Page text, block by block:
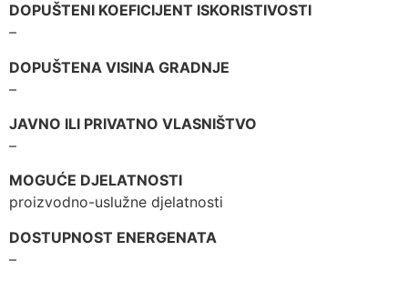
DOPUŠTENI KOEFICIJENT ISKORISTIVOSTI
–
DOPUŠTENA VISINA GRADNJE
–
JAVNO ILI PRIVATNO VLASNIŠTVO
–
MOGUĆE DJELATNOSTI
proizvodno-uslužne djelatnosti
DOSTUPNOST ENERGENATA
–